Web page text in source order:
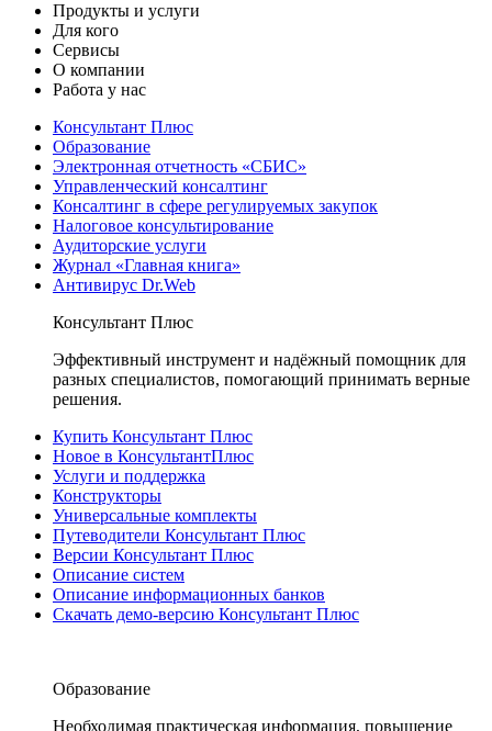
Продукты и услуги
Для кого
Сервисы
О компании
Работа у нас
Консультант Плюс
Образование
Электронная отчетность «СБИС»
Управленческий консалтинг
Консалтинг в сфере регулируемых закупок
Налоговое консультирование
Аудиторские услуги
Журнал «Главная книга»
Антивирус Dr.Web
Консультант Плюс
Эффективный инструмент и надёжный помощник для
разных специалистов, помогающий принимать верные
решения.
Купить Консультант Плюс
Новое в КонсультантПлюс
Услуги и поддержка
Конструкторы
Универсальные комплекты
Путеводители Консультант Плюс
Версии Консультант Плюс
Описание систем
Описание информационных банков
Скачать демо-версию Консультант Плюс
Образование
Необходимая практическая информация, повышение